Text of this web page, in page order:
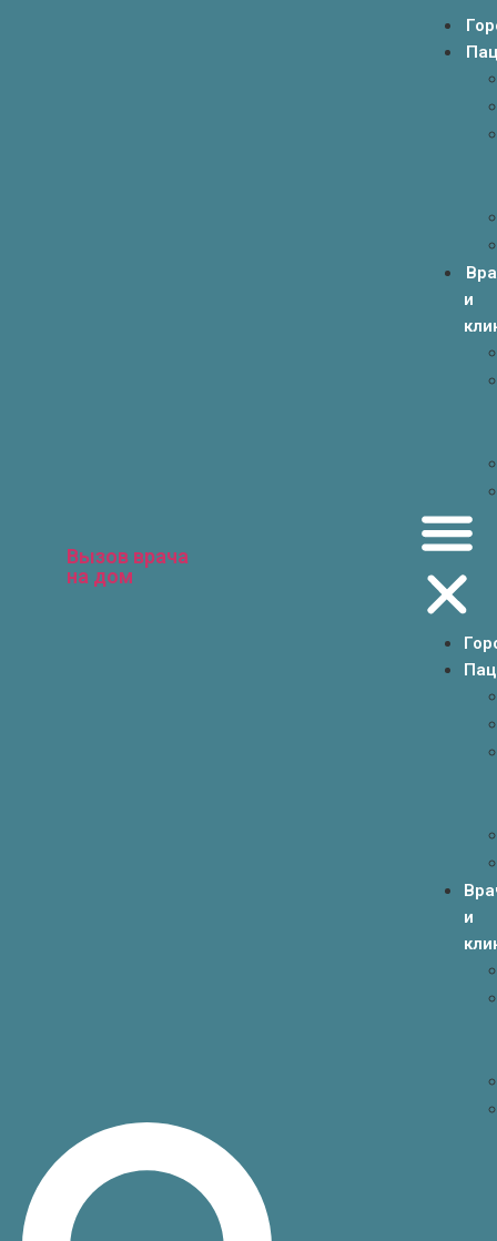
Вызов врача
на дом
и
и